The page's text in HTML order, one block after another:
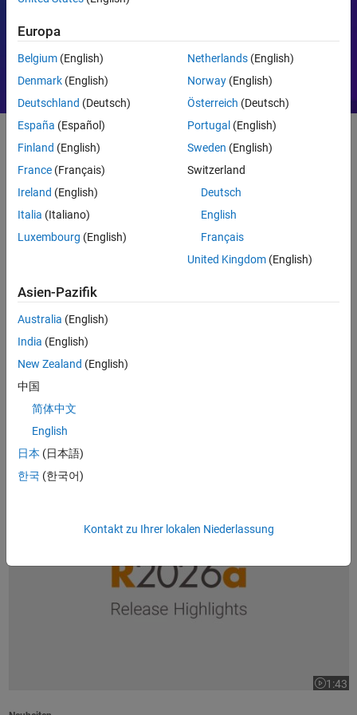
Erste Schritte
Was ist MATLAB?
Produktübersicht
Was ist MATLAB?
Beliebt
1:43
Dauer
Europa
Belgium (English)
Denmark (English)
Deutschland (Deutsch)
España (Español)
Finland (English)
France (Français)
Ireland (English)
Italia (Italiano)
Luxembourg (English)
Netherlands(English)
Norway(English)
Österreich (Deutsch)
Portugal (English)
Sweden (English)
Switzerland
Deutsch
English
Français
United Kingdom(English)
Asien-Pazifik
Australia (English)
India (English)
New Zealand (English)
中国
简体中文
English
日本 (日本語)
한국 (한국어)
Kontakt zu Ihrer lokalen Niederlassung